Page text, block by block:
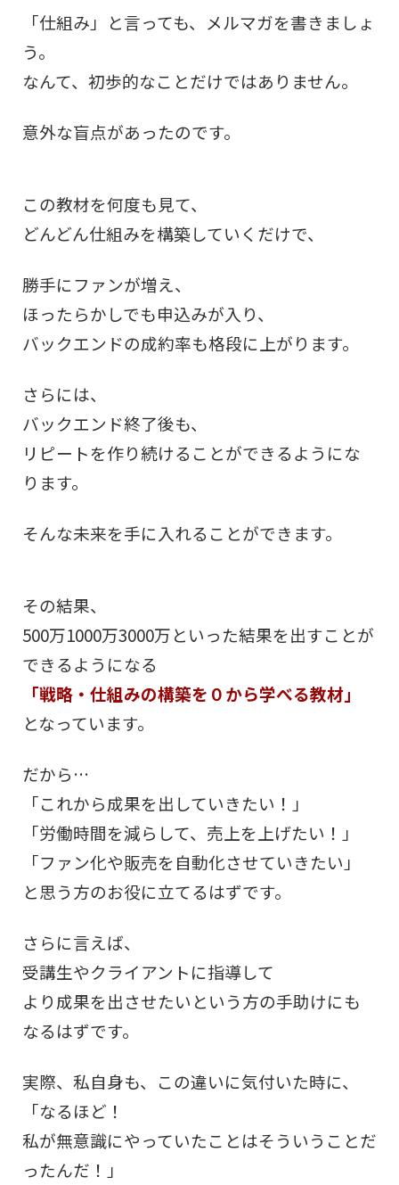
「仕組み」と言っても、メルマガを書きましょ
う。
なんて、初歩的なことだけではありません。
意外な盲点があったのです。
この教材を何度も見て、
どんどん仕組みを構築していくだけで、
勝手にファンが増え、
ほったらかしでも申込みが入り、
バックエンドの成約率も格段に上がります。
さらには、
バックエンド終了後も、
リピートを作り続けることができるようにな
ります。
そんな未来を手に入れることができます。
その結果、
500万1000万3000万といった結果を出すことが
できるようになる
「戦略・仕組みの構築を０から学べる教材」
となっています。
だから…
「これから成果を出していきたい！」
「労働時間を減らして、売上を上げたい！」
「ファン化や販売を自動化させていきたい」
と思う方のお役に立てるはずです。
さらに言えば、
受講生やクライアントに指導して
より成果を出させたいという方の手助けにも
なるはずです。
実際、私自身も、この違いに気付いた時に、
「なるほど！
私が無意識にやっていたことはそういうことだ
ったんだ！」